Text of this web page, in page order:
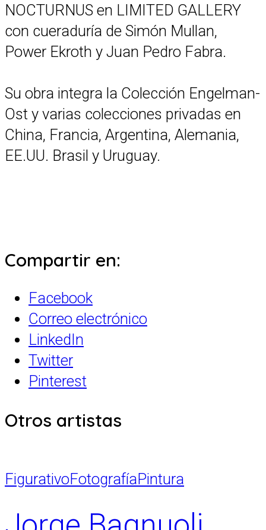
NOCTURNUS en LIMITED GALLERY
con cueraduría de Simón Mullan,
Power Ekroth y Juan Pedro Fabra.
Su obra integra la Colección Engelman-
Ost y varias colecciones privadas en
China, Francia, Argentina, Alemania,
EE.UU. Brasil y Uruguay.
Compartir en:
Facebook
Correo electrónico
LinkedIn
Twitter
Pinterest
Otros artistas
FigurativoFotografíaPintura